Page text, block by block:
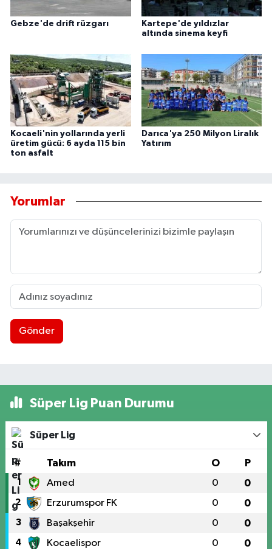
Gebze'de drift rüzgarı
Kartepe'de yıldızlar
altında sinema keyfi
Kocaeli'nin yollarında yerli
üretim gücü: 6 ayda 115 bin
ton asfalt
Darıca'ya 250 Milyon Liralık
Yatırım
Yorumlar
Gönder
Süper Lig Puan Durumu
Süper Lig
# Takım O P
1 Amed 0 0
2 Erzurumspor FK 0 0
3 Başakşehir 0 0
4 Kocaelispor 0 0